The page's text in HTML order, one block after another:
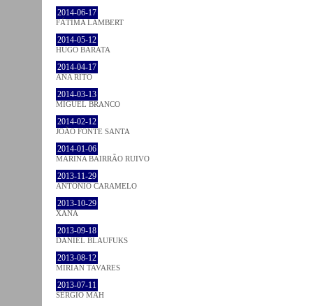
2014-06-17
FÁTIMA LAMBERT
2014-05-12
HUGO BARATA
2014-04-17
ANA RITO
2014-03-13
MIGUEL BRANCO
2014-02-12
JOÃO FONTE SANTA
2014-01-06
MARINA BAIRRÃO RUIVO
2013-11-29
ANTÓNIO CARAMELO
2013-10-29
XANA
2013-09-18
DANIEL BLAUFUKS
2013-08-12
MIRIAN TAVARES
2013-07-11
SÉRGIO MAH